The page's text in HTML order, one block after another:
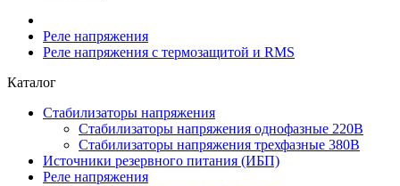
Реле напряжения
Реле напряжения с термозащитой и RMS
Каталог
Стабилизаторы напряжения
Cтабилизаторы напряжения однофазные 220В
Стабилизаторы напряжения трехфазные 380В
Источники резервного питания (ИБП)
Реле напряжения